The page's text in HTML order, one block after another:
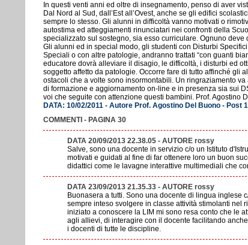
In questi venti anni ed oltre di insegnamento, penso di aver
Dal Nord al Sud, dall’Est all’Ovest, anche se gli edifici
sempre lo stesso. Gli alunni in difficoltà vanno motivati o
autostima ed atteggiamenti rinunciatari nei confronti della
specializzato sul sostegno, sia esso curriculare. Ognuno
Gli alunni ed in special modo, gli studenti con Disturbi
Speciali o con altre patologie, andranno trattati “con guanti
educatore dovrà alleviare il disagio, le difficoltà, i disturbi ed
soggetto affetto da patologie. Occorre fare di tutto affinché gli
ostacoli che a volte sono insormontabili. Un ringraziamento
di formazione e aggiornamento on-line e in presenza sia sui
voi che seguite con attenzione questi bambini. Prof. Agostino
DATA: 10/02/2011 - Autore Prof. Agostino Del Buono - Post
COMMENTI - PAGINA 30
DATA 20/09/2013 22.38.05 - AUTORE rossy
Salve, sono una docente in servizio c/o un Istituto
motivati e guidati al fine di far ottenere loro un buon
didattici come le lavagne interattive multimediali che
DATA 23/09/2013 21.35.33 - AUTORE rossy
Buonasera a tutti. Sono una docente di lingua inglese
sempre inteso svolgere in classe attività stimolanti
iniziato a conoscere la LIM mi sono resa conto che le
agli allievi, di interagire con il docente facilitando
i docenti di tutte le discipline.